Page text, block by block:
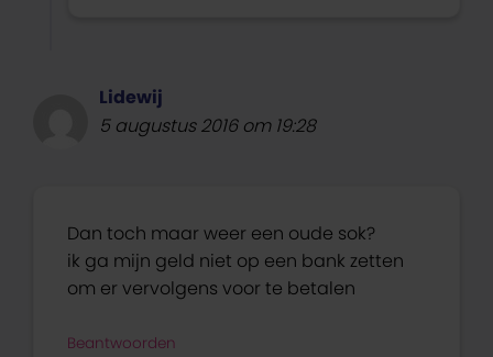
Lidewij
5 augustus 2016 om 19:28
Dan toch maar weer een oude sok?
ik ga mijn geld niet op een bank zetten
om er vervolgens voor te betalen
Beantwoorden